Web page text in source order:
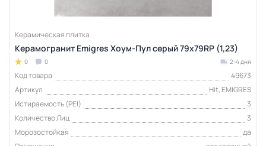
Керамическая плитка
Керамогранит Emigres Хоум-Пул серый 79x79RP (1,23)
0 0 2-4 дня
Код товара
49673
Артикул
Hit, EMIGRES
Истираемость (PEI)
3
Количество Лиц
3
Морозостойкая
да